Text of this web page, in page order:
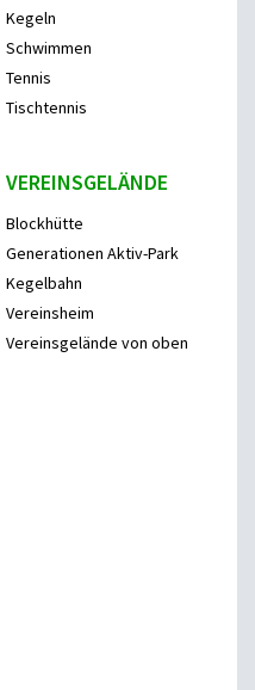
Kegeln
Schwimmen
Tennis
Tischtennis
VEREINSGELÄNDE
Blockhütte
Generationen Aktiv-Park
Kegelbahn
Vereinsheim
Vereinsgelände von oben